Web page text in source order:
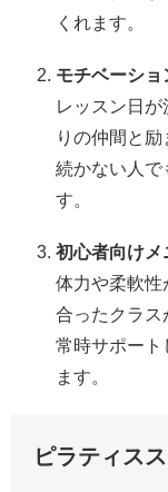
くれます。
モチベーショ
レッスン日
りの仲間と
続かない人で
す。
初心者向けメ
体力や柔軟性
合ったクラス
常時サポート
ます。
ピラティス